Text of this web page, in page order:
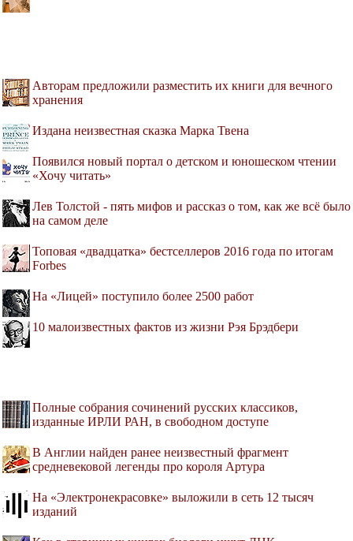
Авторам предложили разместить их книги для вечного
хранения
Издана неизвестная сказка Марка Твена
Появился новый портал о детском и юношеском чтении
«Хочу читать»
Лев Толстой - пять мифов и рассказ о том, как же всё было
на самом деле
Топовая «двадцатка» бестселлеров 2016 года по итогам
Forbes
На «Лицей» поступило более 2500 работ
10 малоизвестных фактов из жизни Рэя Брэдбери
Полные собрания сочинений русских классиков,
изданные ИРЛИ РАН, в свободном доступе
В Англии найден ранее неизвестный фрагмент
средневековой легенды про короля Артура
На «Электронекрасовке» выложили в сеть 12 тысяч
изданий